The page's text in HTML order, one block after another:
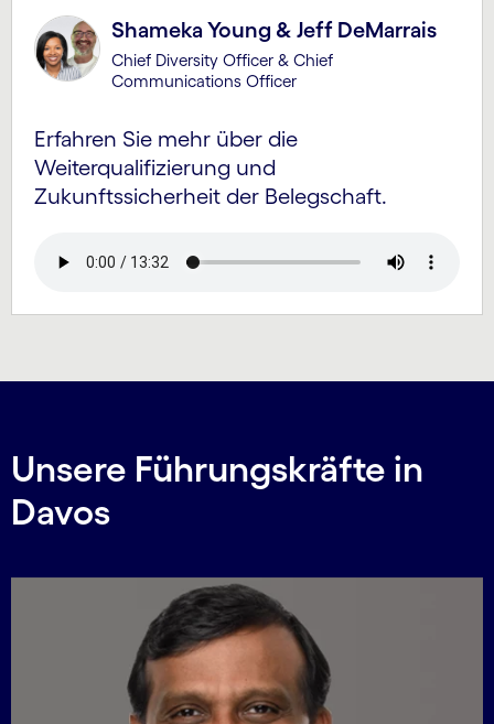
Shameka Young & Jeff DeMarrais
Chief Diversity Officer & Chief
Communications Officer
Erfahren Sie mehr über die
Weiterqualifizierung und
Zukunftssicherheit der Belegschaft.
Unsere Führungskräfte in
Davos